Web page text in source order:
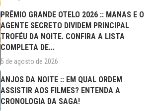
PRÊMIO GRANDE OTELO 2026 :: MANAS E O
AGENTE SECRETO DIVIDEM PRINCIPAL
TROFÉU DA NOITE. CONFIRA A LISTA
COMPLETA DE...
5 de agosto de 2026
ANJOS DA NOITE :: EM QUAL ORDEM
ASSISTIR AOS FILMES? ENTENDA A
CRONOLOGIA DA SAGA!